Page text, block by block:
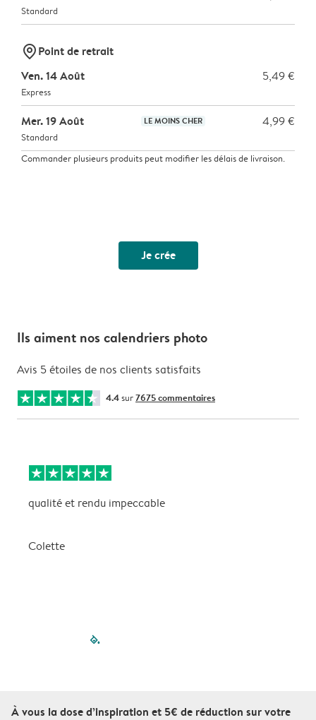
Standard
marker-pinPoint de retrait
Ven. 14 Août
5,49 €
Express
Mer. 19 Août LE MOINS CHER 4,99 €
Standard
Commander plusieurs produits peut modifier les délais de livraison.
Je crée
Ils aiment nos calendriers photo
Avis 5 étoiles de nos clients satisfaits
4.4sur7675 commentaires
qualité et rendu impeccable
Colette
filled-pagination
À vous la dose d’inspiration et 5€ de réduction sur votre